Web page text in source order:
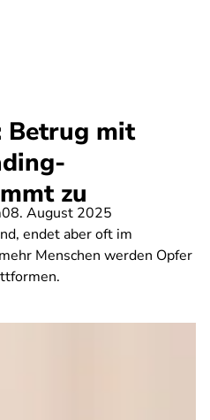
Betrug mit
zu
08. August 2025
endet aber oft im
Menschen werden Opfer